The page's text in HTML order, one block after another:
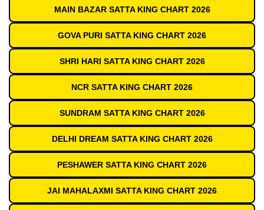
MAIN BAZAR SATTA KING CHART 2026
GOVA PURI SATTA KING CHART 2026
SHRI HARI SATTA KING CHART 2026
NCR SATTA KING CHART 2026
SUNDRAM SATTA KING CHART 2026
DELHI DREAM SATTA KING CHART 2026
PESHAWER SATTA KING CHART 2026
JAI MAHALAXMI SATTA KING CHART 2026